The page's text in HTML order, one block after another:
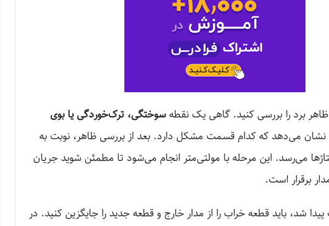
ظاهر برد را بررسی کنید. گاهی یک نقطهسوختگی، ترک‌خوردگی یا بوی
نشان می‌دهد که کدام قسمت مشکل دارد. بعد از بررسی ظاهر، نوبت به
می‌رسد. این مرحله با مولتی‌متر انجام می‌شود تا مطمئن شوید جریان
برقرار است.
شد، باید قطعه خراب را از مدار خارج و قطعه جدید را جایگزین کنید. در